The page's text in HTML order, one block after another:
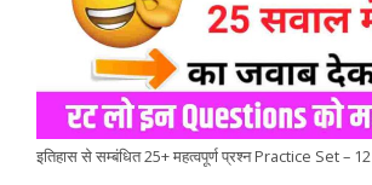
o
o
k
A
p
p
r
d
I
n
r
a
m
i
n
k
इतिहास से सम्बंधित 25+ महत्वपूर्ण प्रश्न Practice Set – 12